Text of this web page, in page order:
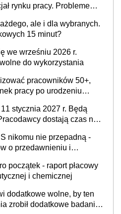
rynku pracy. Problemem
stronie systemu i
[WYWIAD]
ale i dla wybranych.
15 minut?
we wrześniu 2026 r.
do wykorzystania
pracowników 50+,
pracy po urodzeniu
Fundusz na rzecz
stycznia 2027 r. Będą
dostają czas na
nikomu nie przepadną -
o przedawnieniu i
początek - raport płacowy
i chemicznej
dodatkowe wolne, by ten
zrobił dodatkowe badania.